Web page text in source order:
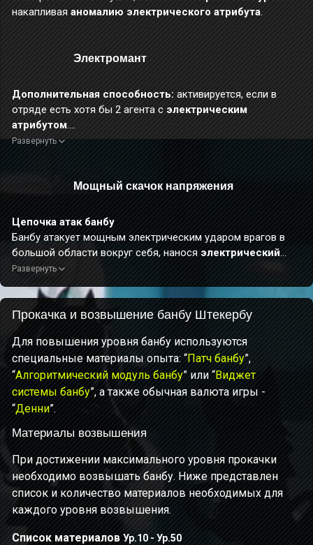
накапливая аномалию электрического атрибута.
Электромант
Дополнительная способность: активируется, если в
отряде есть хотя бы 2 агента с электрическим
атрибутом.
Повышает накопление аномалии атрибута во время
Развернуть
Мощный скачок напряжения
Цепочка атак банбу
Банбу атакует мощным электрическим ударом врагов в
большой области вокруг себя, нанося электрический
урон, и значительно увеличивает
электрического атрибута
Развернуть
Прокачка и возвышение банбу Штекербу
Для повышения уровня банбу используются
специальные материалы опыта: “Патч банбу”,
“Алгоритмический модуль банбу” или “Виджет
системы банбу”, а также обычная валюта игры -
“Денни”.
Материалы возвышения
При достижении максимального уровня прокачки
необходимо возвышать банбу. Ниже представлен
список и количество материалов необходимых для
каждого уровня возвышения.
Список материалов Ур.10 - Ур.50